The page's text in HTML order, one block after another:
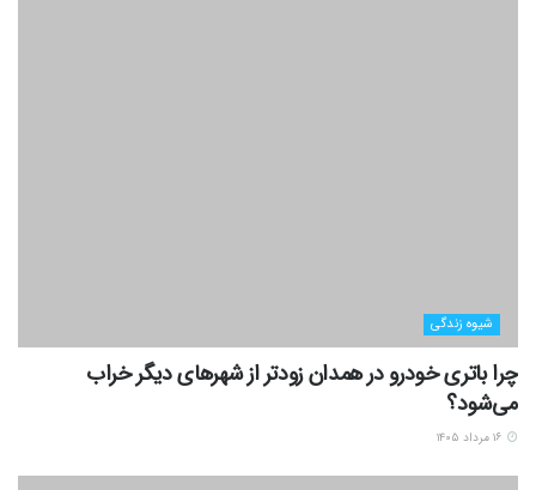
شیوه زندگی
چرا باتری خودرو در همدان زودتر از شهرهای دیگر خراب
می‌شود؟